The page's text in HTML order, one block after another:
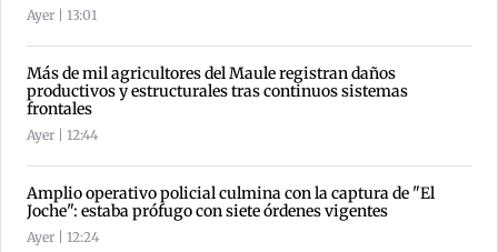
Ayer | 13:01
Más de mil agricultores del Maule registran daños
productivos y estructurales tras continuos sistemas
frontales
Ayer | 12:44
Amplio operativo policial culmina con la captura de "El
Joche": estaba prófugo con siete órdenes vigentes
Ayer | 12:24